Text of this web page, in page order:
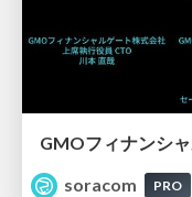
soracom
PRO